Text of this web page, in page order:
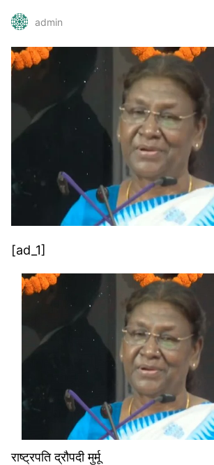
admin
[ad_1]
राष्ट्रपति द्रौपदी मुर्मू